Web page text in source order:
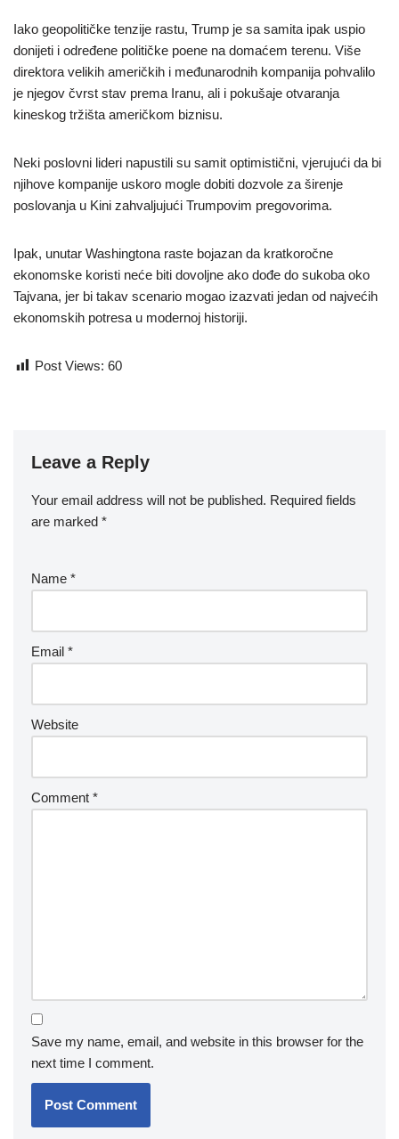
Iako geopolitičke tenzije rastu, Trump je sa samita ipak uspio
donijeti i određene političke poene na domaćem terenu. Više
direktora velikih američkih i međunarodnih kompanija pohvalilo
je njegov čvrst stav prema Iranu, ali i pokušaje otvaranja
kineskog tržišta američkom biznisu.
Neki poslovni lideri napustili su samit optimistični, vjerujući da bi
njihove kompanije uskoro mogle dobiti dozvole za širenje
poslovanja u Kini zahvaljujući Trumpovim pregovorima.
Ipak, unutar Washingtona raste bojazan da kratkoročne
ekonomske koristi neće biti dovoljne ako dođe do sukoba oko
Tajvana, jer bi takav scenario mogao izazvati jedan od najvećih
ekonomskih potresa u modernoj historiji.
Post Views: 60
Leave a Reply
Your email address will not be published. Required fields
are marked *
Name *
Email *
Website
Comment *
Save my name, email, and website in this browser for the
next time I comment.